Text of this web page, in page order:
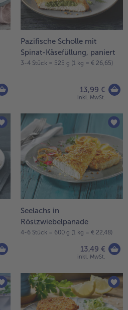
&
Pazifische Scholle mit
Spinat-Käsefüllung, paniert
3-4 Stück = 525 g (1 kg = € 26,65)
13,99 €
inkl. MwSt.
Seelachs in
Röstzwiebelpanade
4-6 Stück = 600 g (1 kg = € 22,48)
13,49 €
inkl. MwSt.